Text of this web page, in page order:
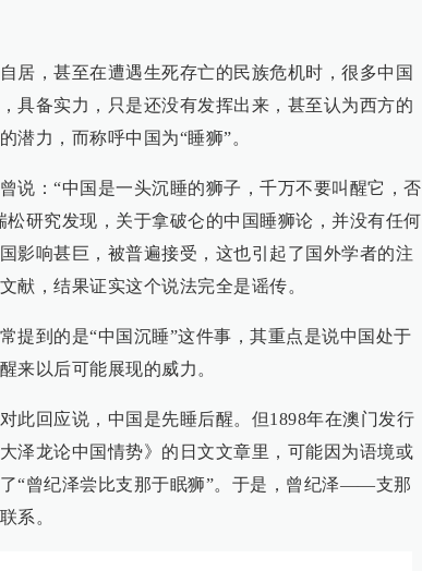
居，甚至在遭遇生死存亡的民族危机时，很多中国
具备实力，只是还没有发挥出来，甚至认为西方的
潜力，而称呼中国为“睡狮”。
说：“中国是一头沉睡的狮子，千万不要叫醒它，否
研究发现，关于拿破仑的中国睡狮论，并没有任何
影响甚巨，被普遍接受，这也引起了国外学者的注
献，结果证实这个说法完全是谣传。
提到的是“中国沉睡”这件事，其重点是说中国处于
来以后可能展现的威力。
此回应说，中国是先睡后醒。但1898年在澳门发行
泽龙论中国情势》的日文文章里，可能因为语境或
“曾纪泽尝比支那于眠狮”。于是，曾纪泽——支那
系。